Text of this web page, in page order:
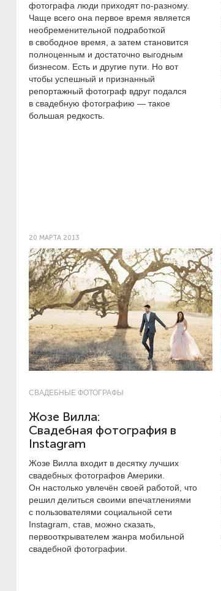
фотографа люди приходят по-разному.
Чаще всего она первое время является
необременительной подработкой
в свободное время, а затем становится
полноценным и достаточно выгодным
бизнесом. Есть и другие пути. Но вот
чтобы успешный и признанный
репортажный фотограф вдруг подался
в свадебную фотографию — такое
большая редкость.
20 МАРТА 2013
СВАДЕБНЫЕ ФОТОГРАФЫ
Жозе Вилла:
Свадебная фотография в
Instagram
Жозе Вилла входит в десятку лучших
свадебных фотографов Америки.
Он настолько увлечён своей работой, что
решил делиться своими впечатлениями
с пользователями социальной сети
Instagram, став, можно сказать,
первооткрывателем жанра мобильной
свадебной фотографии.